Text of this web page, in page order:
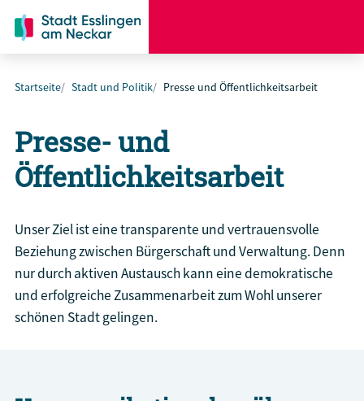
Startseite Stadt und Politik Presse und Öffentlichkeitsarbeit
Presse- und
Öffentlichkeitsarbeit
Unser Ziel ist eine transparente und vertrauensvolle
Beziehung zwischen Bürgerschaft und Verwaltung. Denn
nur durch aktiven Austausch kann eine demokratische
und erfolgreiche Zusammenarbeit zum Wohl unserer
schönen Stadt gelingen.